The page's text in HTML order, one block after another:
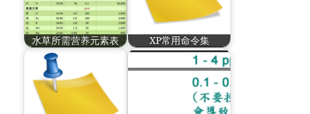
水草所需营养元素表 XP常用命令集